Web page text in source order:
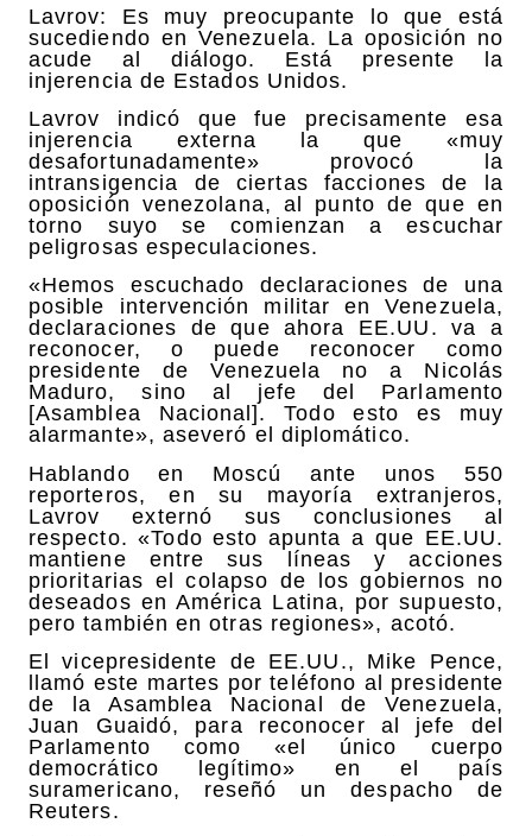
Lavrov: Es muy preocupante lo que está
sucediendo en Venezuela. La oposición no
acude al diálogo. Está presente la
injerencia de Estados Unidos.
Lavrov indicó que fue precisamente esa
injerencia externa la que «muy
desafortunadamente» provocó la
intransigencia de ciertas facciones de la
oposición venezolana, al punto de que en
torno suyo se comienzan a escuchar
peligrosas especulaciones.
«Hemos escuchado declaraciones de una
posible intervención militar en Venezuela,
declaraciones de que ahora EE.UU. va a
reconocer, o puede reconocer como
presidente de Venezuela no a Nicolás
Maduro, sino al jefe del Parlamento
[Asamblea Nacional]. Todo esto es muy
alarmante», aseveró el diplomático.
Hablando en Moscú ante unos 550
reporteros, en su mayoría extranjeros,
Lavrov externó sus conclusiones al
respecto. «Todo esto apunta a que EE.UU.
mantiene entre sus líneas y acciones
prioritarias el colapso de los gobiernos no
deseados en América Latina, por supuesto,
pero también en otras regiones», acotó.
El vicepresidente de EE.UU., Mike Pence,
llamó este martes por teléfono al presidente
de la Asamblea Nacional de Venezuela,
Juan Guaidó, para reconocer al jefe del
Parlamento como «el único cuerpo
democrático legítimo» en el país
suramericano, reseñó un despacho de
Reuters.